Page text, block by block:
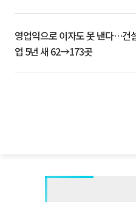
영업익으로 이자도 못 낸다…건
업 5년 새 62→173곳